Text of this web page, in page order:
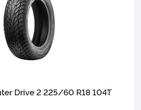
Drive 2 225/60 R18 104T